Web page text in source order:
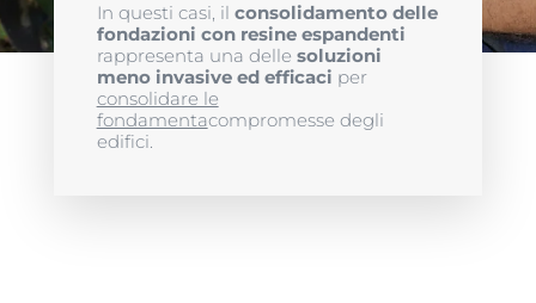
In questi casi, il consolidamento delle
fondazioni con resine espandenti
rappresenta una delle soluzioni
meno invasive ed efficaci per
consolidare le
fondamentacompromesse degli
edifici.